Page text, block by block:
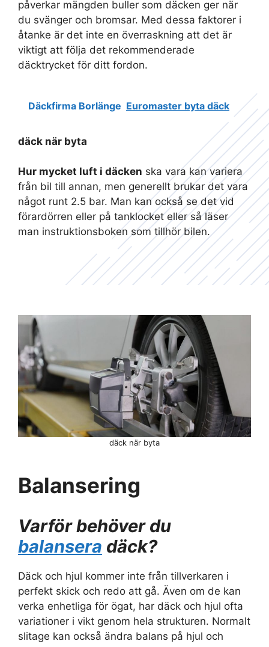
påverkar mängden buller som däcken ger när
du svänger och bromsar. Med dessa faktorer i
åtanke är det inte en överraskning att det är
viktigt att följa det rekommenderade
däcktrycket för ditt fordon.
Däckfirma Borlänge Euromaster byta däck
däck när byta
Hur mycket luft i däcken ska vara kan variera
från bil till annan, men generellt brukar det vara
något runt 2.5 bar. Man kan också se det vid
förardörren eller på tanklocket eller så läser
man instruktionsboken som tillhör bilen.
Balansering
Varför behöver du
balansera däck?
Däck och hjul kommer inte från tillverkaren i
perfekt skick och redo att gå. Även om de kan
verka enhetliga för ögat, har däck och hjul ofta
variationer i vikt genom hela strukturen. Normalt
slitage kan också ändra balans på hjul och
däck när byta